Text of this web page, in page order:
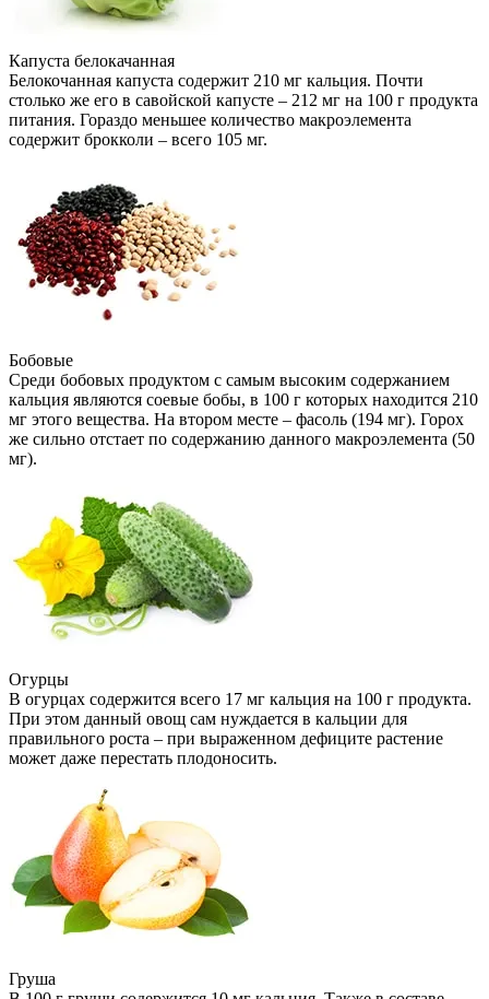
Капуста белокачанная
Белокочанная капуста содержит 210 мг кальция. Почти
столько же его в савойской капусте – 212 мг на 100 г продукта
питания. Гораздо меньшее количество макроэлемента
содержит брокколи – всего 105 мг.
Бобовые
Среди бобовых продуктом с самым высоким содержанием
кальция являются соевые бобы, в 100 г которых находится 210
мг этого вещества. На втором месте – фасоль (194 мг). Горох
же сильно отстает по содержанию данного макроэлемента (50
мг).
Огурцы
В огурцах содержится всего 17 мг кальция на 100 г продукта.
При этом данный овощ сам нуждается в кальции для
правильного роста – при выраженном дефиците растение
может даже перестать плодоносить.
Груша